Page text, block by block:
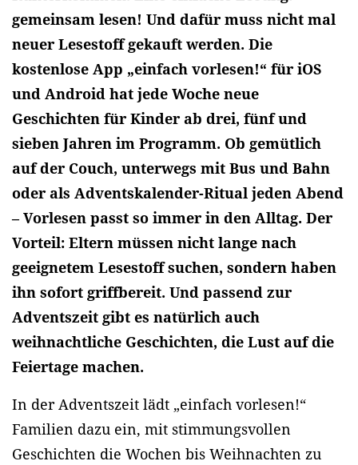
gemeinsam lesen! Und dafür muss nicht mal
neuer Lesestoff gekauft werden. Die
kostenlose App „einfach vorlesen!“ für iOS
und Android hat jede Woche neue
Geschichten für Kinder ab drei, fünf und
sieben Jahren im Programm. Ob gemütlich
auf der Couch, unterwegs mit Bus und Bahn
oder als Adventskalender-Ritual jeden Abend
– Vorlesen passt so immer in den Alltag. Der
Vorteil: Eltern müssen nicht lange nach
geeignetem Lesestoff suchen, sondern haben
ihn sofort griffbereit. Und passend zur
Adventszeit gibt es natürlich auch
weihnachtliche Geschichten, die Lust auf die
Feiertage machen.
In der Adventszeit lädt „einfach vorlesen!“
Familien dazu ein, mit stimmungsvollen
Geschichten die Wochen bis Weihnachten zu